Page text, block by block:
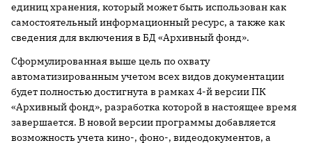
единиц хранения, который может быть использован как
самостоятельный информационный ресурс, а также как
сведения для включения в БД «Архивный фонд».
Сформулированная выше цель по охвату
автоматизированным учетом всех видов документации
будет полностью достигнута в рамках 4-й версии ПК
«Архивный фонд», разработка которой в настоящее время
завершается. В новой версии программы добавляется
возможность учета кино-, фоно-, видеодокументов, а